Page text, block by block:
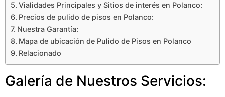
Vialidades Principales y Sitios de interés en Polanco:
Precios de pulido de pisos en Polanco:
Nuestra Garantía:
Mapa de ubicación de Pulido de Pisos en Polanco
Relacionado
Galería de Nuestros Servicios: